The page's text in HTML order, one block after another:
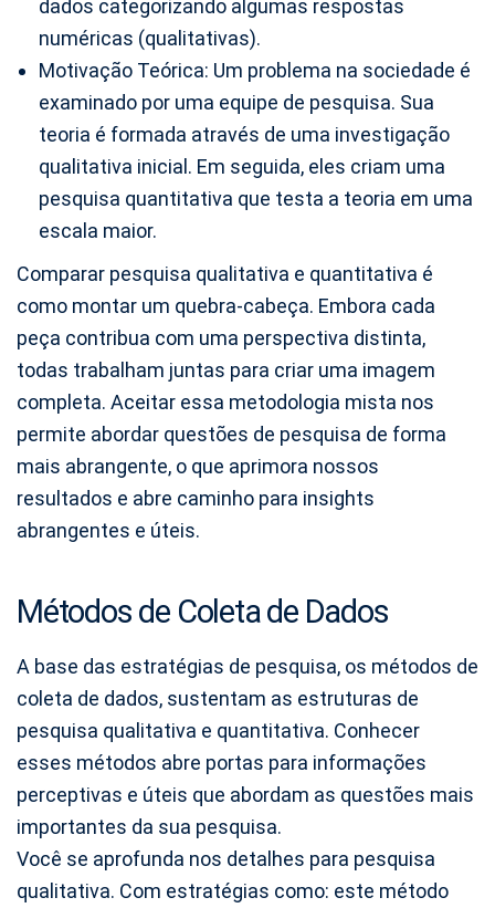
dados categorizando algumas respostas
numéricas (qualitativas).
Motivação Teórica: Um problema na sociedade é
examinado por uma equipe de pesquisa. Sua
teoria é formada através de uma investigação
qualitativa inicial. Em seguida, eles criam uma
pesquisa quantitativa que testa a teoria em uma
escala maior.
Comparar pesquisa qualitativa e quantitativa é
como montar um quebra-cabeça. Embora cada
peça contribua com uma perspectiva distinta,
todas trabalham juntas para criar uma imagem
completa. Aceitar essa metodologia mista nos
permite abordar questões de pesquisa de forma
mais abrangente, o que aprimora nossos
resultados e abre caminho para insights
abrangentes e úteis.
Métodos de Coleta de Dados
A base das estratégias de pesquisa, os métodos de
coleta de dados, sustentam as estruturas de
pesquisa qualitativa e quantitativa. Conhecer
esses métodos abre portas para informações
perceptivas e úteis que abordam as questões mais
importantes da sua pesquisa.
Você se aprofunda nos detalhes para pesquisa
qualitativa. Com estratégias como: este método